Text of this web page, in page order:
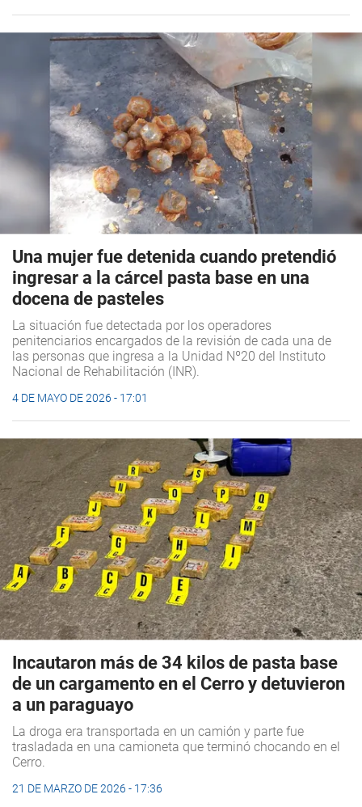
Una mujer fue detenida cuando pretendió
ingresar a la cárcel pasta base en una
docena de pasteles
La situación fue detectada por los operadores
penitenciarios encargados de la revisión de cada una de
las personas que ingresa a la Unidad Nº20 del Instituto
Nacional de Rehabilitación (INR).
4 DE MAYO DE 2026 - 17:01
Incautaron más de 34 kilos de pasta base
de un cargamento en el Cerro y detuvieron
a un paraguayo
La droga era transportada en un camión y parte fue
trasladada en una camioneta que terminó chocando en el
Cerro.
21 DE MARZO DE 2026 - 17:36